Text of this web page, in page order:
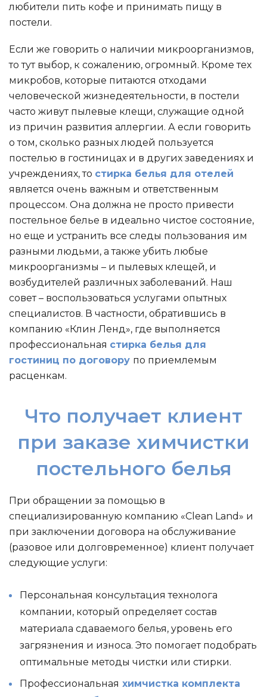
любители пить кофе и принимать пищу в
постели.
Если же говорить о наличии микроорганизмов,
то тут выбор, к сожалению, огромный. Кроме тех
микробов, которые питаются отходами
человеческой жизнедеятельности, в постели
часто живут пылевые клещи, служащие одной
из причин развития аллергии. А если говорить
о том, сколько разных людей пользуется
постелью в гостиницах и в других заведениях и
учреждениях, то стирка белья для отелей
является очень важным и ответственным
процессом. Она должна не просто привести
постельное белье в идеально чистое состояние,
но еще и устранить все следы пользования им
разными людьми, а также убить любые
микроорганизмы – и пылевых клещей, и
возбудителей различных заболеваний. Наш
совет – воспользоваться услугами опытных
специалистов. В частности, обратившись в
компанию «Клин Ленд», где выполняется
профессиональная стирка белья для
гостиниц по договору по приемлемым
расценкам.
Что получает клиент
при заказе химчистки
постельного белья
При обращении за помощью в
специализированную компанию «Clean Land» и
при заключении договора на обслуживание
(разовое или долговременное) клиент получает
следующие услуги:
Персональная консультация технолога
компании, который определяет состав
материала сдаваемого белья, уровень его
загрязнения и износа. Это помогает подобрать
оптимальные методы чистки или стирки.
Профессиональная химчистка комплекта